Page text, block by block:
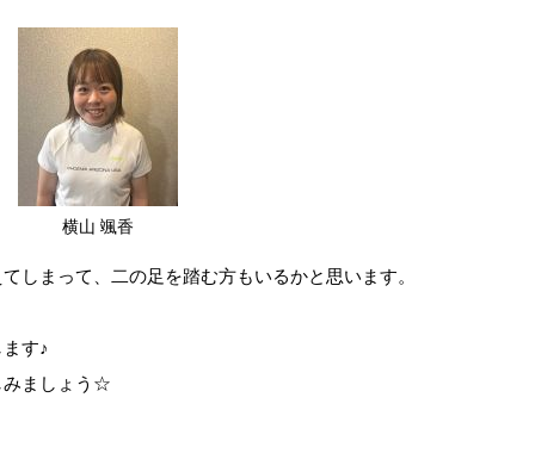
横山 颯香
しまって、二の足を踏む方もいるかと思います。
す♪
みましょう☆